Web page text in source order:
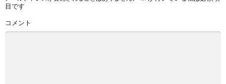
目です
コメント